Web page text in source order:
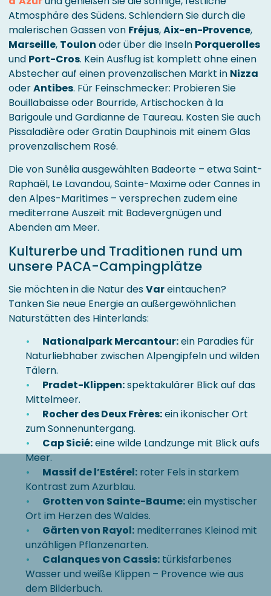
Atmosphäre des Südens. Schlendern Sie durch die
malerischen Gassen von Fréjus,Aix-en-Provence,
Marseille, Toulon oder über die Inseln Porquerolles
und Port-Cros. Kein Ausflug ist komplett ohne einen
Abstecher auf einen provenzalischen Markt in Nizza
oderAntibes. Für Feinschmecker: Probieren Sie
Bouillabaisse oder Bourride, Artischocken à la
Barigoule und Gardianne de Taureau. Kosten Sie auch
Pissaladière oder Gratin Dauphinois mit einem Glas
provenzalischem Rosé.
Die von Sunêlia ausgewählten Badeorte – etwa Saint-
Raphaël, Le Lavandou, Sainte-Maxime oder Cannes in
den Alpes-Maritimes – versprechen zudem eine
mediterrane Auszeit mit Badevergnügen und
Abenden am Meer.
Kulturerbe und Traditionen rund um
unsere PACA-Campingplätze
Sie möchten in die Natur desVareintauchen?
Tanken Sie neue Energie an außergewöhnlichen
Naturstätten des Hinterlands:
Nationalpark Mercantour:ein Paradies für
Naturliebhaber zwischen Alpengipfeln und wilden
Tälern.
Pradet-Klippen:spektakulärer Blick auf das
Mittelmeer.
Rocher des Deux Frères:ein ikonischer Ort
zum Sonnenuntergang.
Cap Sicié:eine wilde Landzunge mit Blick aufs
Meer.
Massif de l’Estérel: roter Fels in starkem
Kontrast zum Azurblau.
Grotten von Sainte-Baume:ein mystischer
Ort im Herzen des Waldes.
Gärten von Rayol: mediterranes Kleinod mit
unzähligen Pflanzenarten.
Calanques von Cassis: türkisfarbenes
Wasser und weiße Klippen – Provence wie aus
dem Bilderbuch.